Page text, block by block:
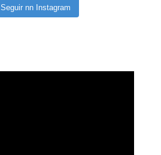
Seguir nn Instagram